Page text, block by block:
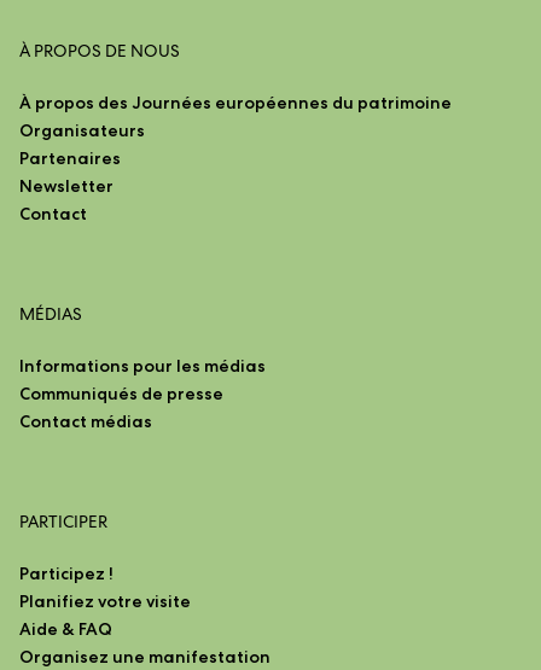
À PROPOS DE NOUS
À propos des Journées européennes du patrimoine
Organisateurs
Partenaires
Newsletter
Contact
MÉDIAS
Informations pour les médias
Communiqués de presse
Contact médias
PARTICIPER
Participez !
Planifiez votre visite
Aide & FAQ
Organisez une manifestation